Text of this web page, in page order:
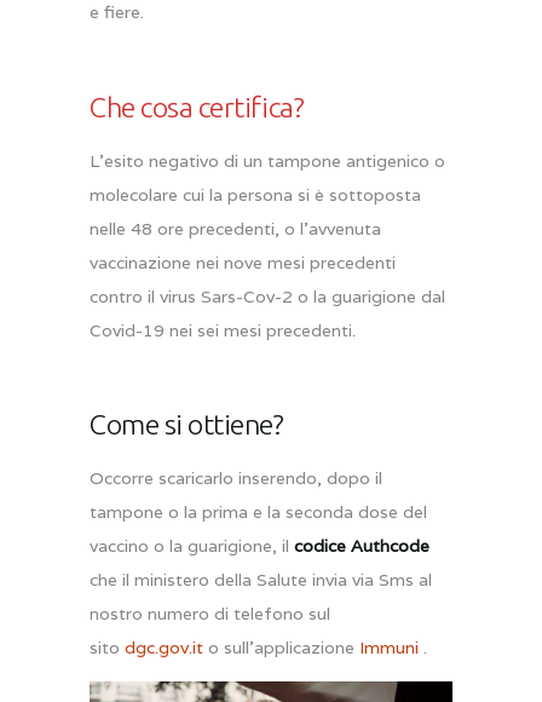
e fiere.
Che cosa certifica?
L’esito negativo di un tampone antigenico o
molecolare cui la persona si è sottoposta
nelle 48 ore precedenti, o l’avvenuta
vaccinazione nei nove mesi precedenti
contro il virus Sars-Cov-2 o la guarigione dal
Covid-19 nei sei mesi precedenti.
Come si ottiene?
Occorre scaricarlo inserendo, dopo il
tampone o la prima e la seconda dose del
vaccino o la guarigione, il codice Authcode
che il ministero della Salute invia via Sms al
nostro numero di telefono sul
sito dgc.gov.it o sull’applicazione Immuni .